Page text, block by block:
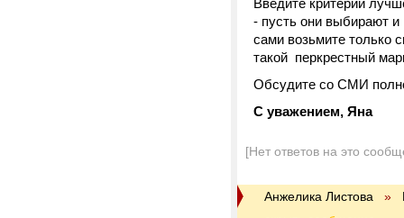
Введите критерии
- пусть они выбирают
сами возьмите только
такой перкрестный
Обсудите со СМИ
С уважением, Яна
[Нет ответов на это
Анжелика Листова »